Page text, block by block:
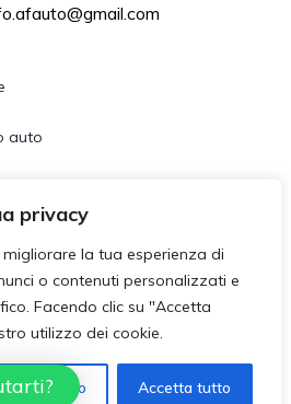
privacy
la tua esperienza di
o contenuti personalizzati e
Facendo clic su "Accetta
utilizzo dei cookie.
Rifiuta tutto Accetta tutto
auto